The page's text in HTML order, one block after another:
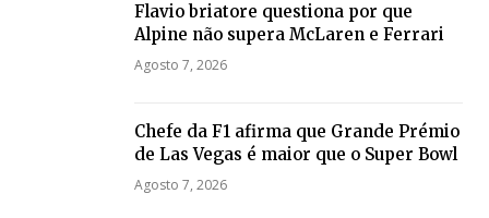
Flavio briatore questiona por que
Alpine não supera McLaren e Ferrari
Agosto 7, 2026
Chefe da F1 afirma que Grande Prémio
de Las Vegas é maior que o Super Bowl
Agosto 7, 2026